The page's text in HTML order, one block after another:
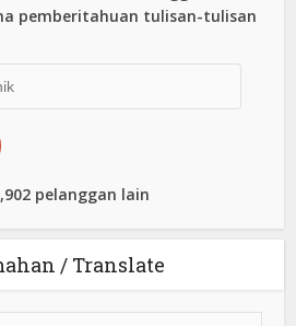
pemberitahuan tulisan-tulisan
pelanggan lain
/ Translate